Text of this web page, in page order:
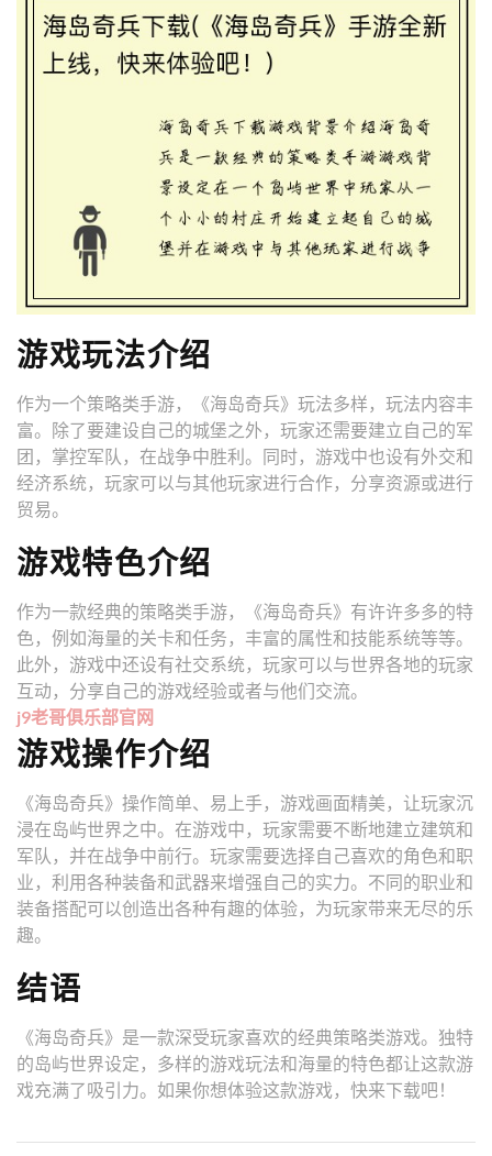
游戏玩法介绍
作为一个策略类手游，《海岛奇兵》玩法多样，玩法内容丰
富。除了要建设自己的城堡之外，玩家还需要建立自己的军
团，掌控军队，在战争中胜利。同时，游戏中也设有外交和
经济系统，玩家可以与其他玩家进行合作，分享资源或进行
贸易。
游戏特色介绍
作为一款经典的策略类手游，《海岛奇兵》有许许多多的特
色，例如海量的关卡和任务，丰富的属性和技能系统等等。
此外，游戏中还设有社交系统，玩家可以与世界各地的玩家
互动，分享自己的游戏经验或者与他们交流。
j9老哥俱乐部官网
游戏操作介绍
《海岛奇兵》操作简单、易上手，游戏画面精美，让玩家沉
浸在岛屿世界之中。在游戏中，玩家需要不断地建立建筑和
军队，并在战争中前行。玩家需要选择自己喜欢的角色和职
业，利用各种装备和武器来增强自己的实力。不同的职业和
装备搭配可以创造出各种有趣的体验，为玩家带来无尽的乐
趣。
结语
《海岛奇兵》是一款深受玩家喜欢的经典策略类游戏。独特
的岛屿世界设定，多样的游戏玩法和海量的特色都让这款游
戏充满了吸引力。如果你想体验这款游戏，快来下载吧！